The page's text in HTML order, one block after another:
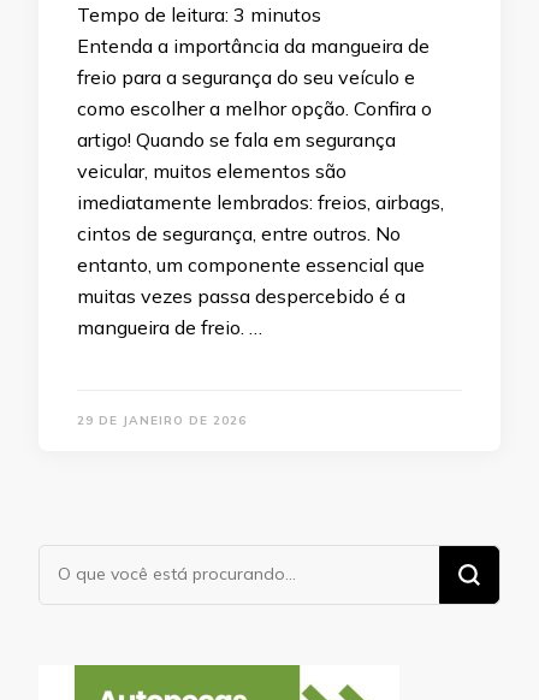
Tempo de leitura: 3 minutos
Entenda a importância da mangueira de
freio para a segurança do seu veículo e
como escolher a melhor opção. Confira o
artigo! Quando se fala em segurança
veicular, muitos elementos são
imediatamente lembrados: freios, airbags,
cintos de segurança, entre outros. No
entanto, um componente essencial que
muitas vezes passa despercebido é a
mangueira de freio. …
29 DE JANEIRO DE 2026
Procurando